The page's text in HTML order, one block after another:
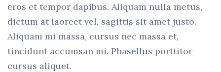
eros et tempor dapibus. Aliquam nulla metus,
dictum at laoreet vel, sagittis sit amet justo.
Aliquam mi massa, cursus nec massa et,
tincidunt accumsan mi. Phasellus porttitor
cursus aliquet.